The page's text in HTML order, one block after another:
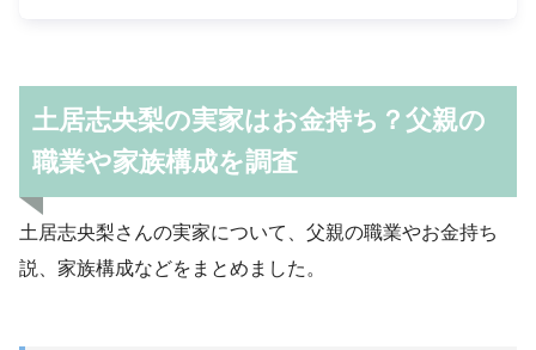
土居志央梨の実家はお金持ち？父親の
職業や家族構成を調査
土居志央梨さんの実家について、父親の職業やお金持ち
説、家族構成などをまとめました。